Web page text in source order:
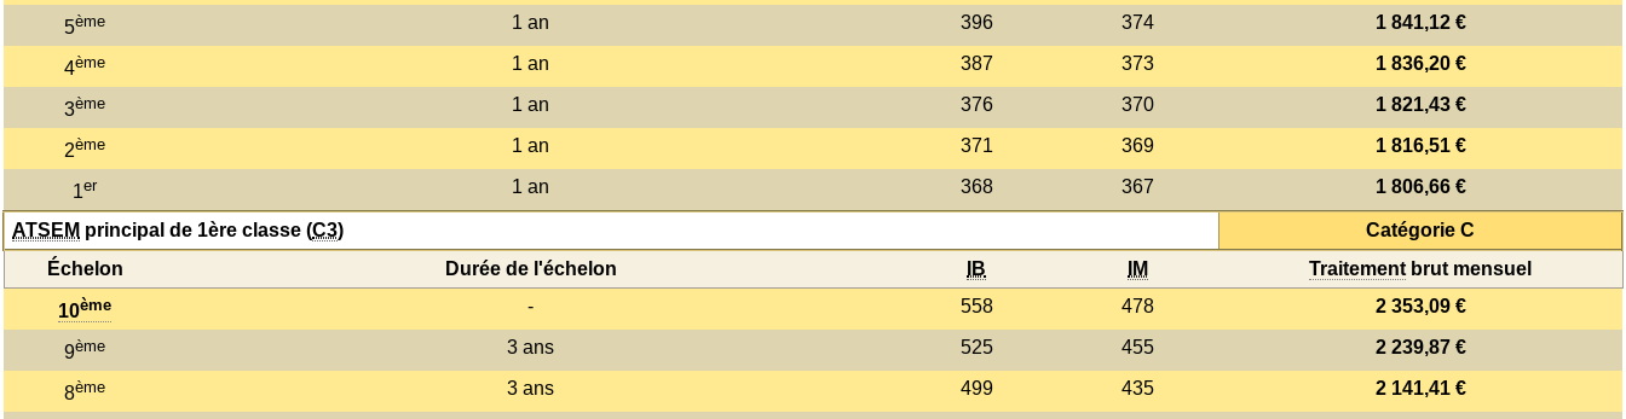
5ème 1 an 396 374 1 841,12 €
4ème 1 an 387 373 1 836,20 €
3ème 1 an 376 370 1 821,43 €
2ème 1 an 371 369 1 816,51 €
1er 1 an 368 367 1 806,66 €
ATSEM principal de 1ère classe (C3)
Catégorie C
Échelon
Durée de l'échelon IB IM Traitement brut mensuel
10ème - 558 478 2 353,09 €
9ème 3 ans 525 455 2 239,87 €
8ème 3 ans 499 435 2 141,41 €